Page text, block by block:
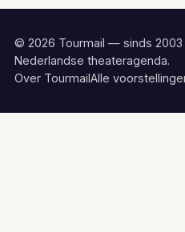
© 2026 Tourmail — sinds
Nederlandse theateragenda.
Over TourmailAlle